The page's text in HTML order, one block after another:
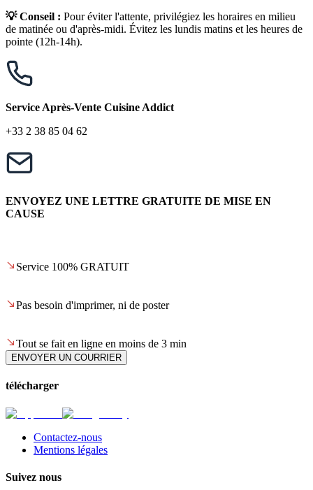
💡 Conseil : Pour éviter l'attente, privilégiez les horaires en milieu
de matinée ou d'après-midi. Évitez les lundis matins et les heures de
pointe (12h-14h).
Service Après-Vente Cuisine Addict
+33 2 38 85 04 62
ENVOYEZ UNE LETTRE GRATUITE DE MISE EN
CAUSE
Service 100% GRATUIT
Pas besoin d'imprimer, ni de poster
Tout se fait en ligne en moins de 3 min
ENVOYER UN COURRIER
télécharger
Contactez-nous
Mentions légales
Suivez nous